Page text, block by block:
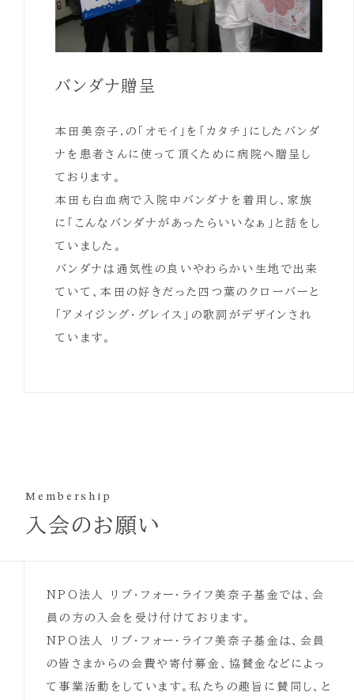
バンダナ贈呈
本田美奈子.の「オモイ」を「カタチ」にしたバンダ
ナを患者さんに使って頂くために病院へ贈呈し
ております。
本田も白血病で入院中バンダナを着用し、家族
に「こんなバンダナがあったらいいなぁ」と話をし
ていました。
バンダナは通気性の良いやわらかい生地で出来
ていて、本田の好きだった四つ葉のクローバーと
「アメイジング・グレイス」の歌詞がデザインされ
ています。
Membership
入会のお願い
NPO法人 リブ・フォー・ライフ美奈子基金では、会
員の方の入会を受け付けております。
NPO法人 リブ・フォー・ライフ美奈子基金は、会員
の皆さまからの会費や寄付募金、協賛金などによっ
て事業活動をしています。私たちの趣旨に賛同し、と